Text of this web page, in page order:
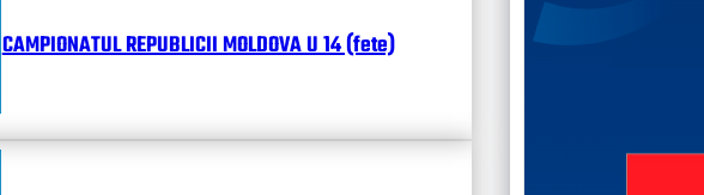
CAMPIONATUL REPUBLICII MOLDOVA U 14 (fete)